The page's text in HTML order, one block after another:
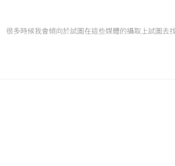
很多時候我會傾向於試圖在這些媒體的攝取上試圖去